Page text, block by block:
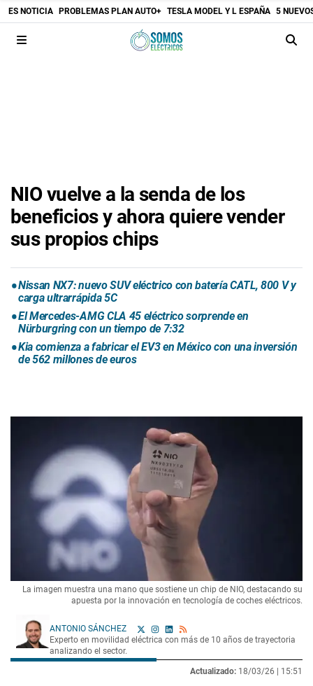
ES NOTICIA PROBLEMAS PLAN AUTO+ TESLA MODEL Y L ESPAÑA 5
NIO vuelve a la senda de los
beneficios y ahora quiere vender
sus propios chips
Nissan NX7: nuevo SUV eléctrico con batería CATL, 800 V y
carga ultrarrápida 5C
El Mercedes-AMG CLA 45 eléctrico sorprende en
Nürburgring con un tiempo de 7:32
Kia comienza a fabricar el EV3 en México con una inversión
de 562 millones de euros
La imagen muestra una mano que sostiene un chip de NIO, destacando su
apuesta por la innovación en tecnología de coches eléctricos.
ANTONIO SÁNCHEZ
Experto en movilidad eléctrica con más de 10 años de trayectoria
analizando el sector.
Actualizado: 18/03/26 | 15:51